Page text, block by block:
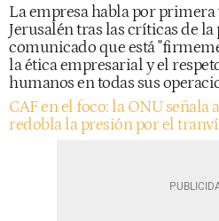
La empresa habla por primera
Jerusalén tras las críticas de
comunicado que está
la ética empresarial y el
humanos en todas sus
CAF en el foco: la ONU señala
redobla la presión por el